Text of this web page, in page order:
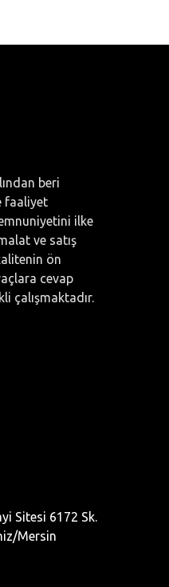
beri
faaliyet
ilke
ve satış
ön
cevap
çalışmaktadır.
Sitesi 6172 Sk.
Mersin